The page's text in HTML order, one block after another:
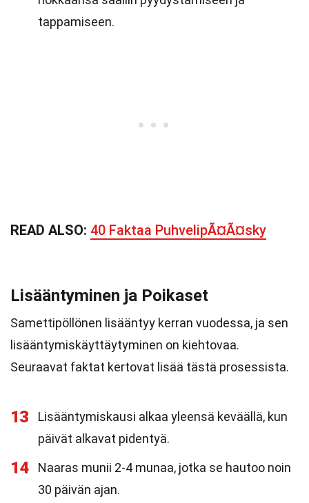
tappamiseen.
READ ALSO: 40 Faktaa PuhvelipÃ¤Ã¤sky
Lisääntyminen ja Poikaset
Samettipöllönen lisääntyy kerran vuodessa, ja sen
lisääntymiskäyttäytyminen on kiehtovaa.
Seuraavat faktat kertovat lisää tästä prosessista.
13
Lisääntymiskausi alkaa yleensä keväällä, kun
päivät alkavat pidentyä.
14
Naaras munii 2-4 munaa, jotka se hautoo noin
30 päivän ajan.